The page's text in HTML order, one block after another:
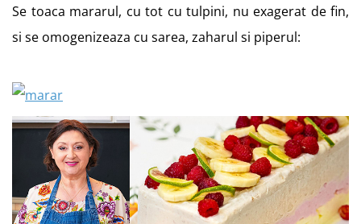
Se toaca mararul, cu tot cu tulpini, nu exagerat de fin,
si se omogenizeaza cu sarea, zaharul si piperul: